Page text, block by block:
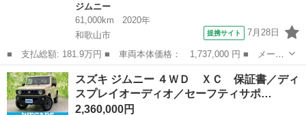
ジムニー
61,000km
2020年
和歌山市
提携サイト 7月28日
■ 支払総額: 181.9万円 ■ 車両本体価格： 1,737,000 円 ■ メーカ
ー名： スズキ ■ 車種名： ジムニー ■ グレード名： ４ＷＤ
ＸＣ ★★★新品タイヤ／保証書／純正 ８インチ ＳＤナビ／シー
トヒータ...
和歌山 和歌山市 ジムニー
スズキ ジムニー ４ＷＤ ＸＣ 保証書／ディ
スプレイオーディオ／セーフティサポ…
2,360,000円